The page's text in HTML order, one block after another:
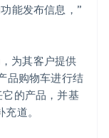
能发布信息，”
为其客户提供
品购物车进行结
的产品，并基
道。